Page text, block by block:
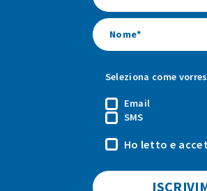
Seleziona come
Email
SMS
Ho letto e